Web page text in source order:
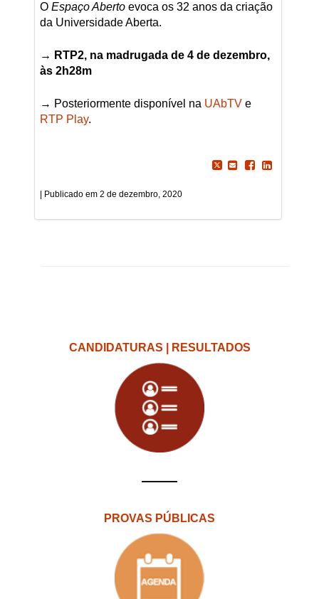
O Espaço Abertoevoca os 32 anos da criação
da Universidade Aberta.
→ RTP2, na madrugada de 4 de dezembro,
às 2h28m
→ Posteriormente disponível na UAbTVe
RTP Play.
2 de dezembro, 2020
CANDIDATURAS | RESULTADOS
PROVAS PÚBLICAS